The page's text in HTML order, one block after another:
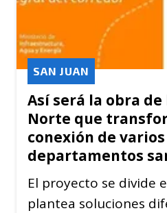
Así será la obra de
Norte que
conexión de varios
departamentos
SAN JUAN
El proyecto se divide
plantea soluciones